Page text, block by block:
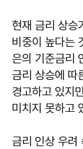
현재 금리 상승
비중이 높다는
은의 기준금리
금리 상승에 따
경고하고 있지
미치지 못하고
금리 인상 우려